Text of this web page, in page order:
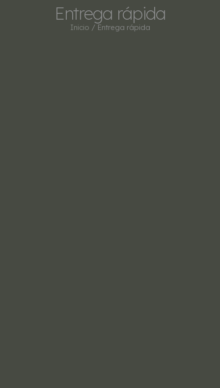
Entrega rápida
Inicio / Entrega rápida